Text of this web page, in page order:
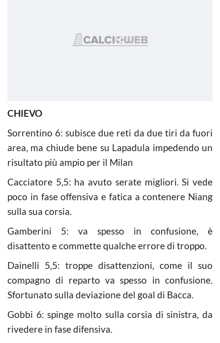
CHIEVO
Sorrentino 6: subisce due reti da due tiri da fuori
area, ma chiude bene su Lapadula impedendo un
risultato più ampio per il Milan
Cacciatore 5,5: ha avuto serate migliori. Si vede
poco in fase offensiva e fatica a contenere Niang
sulla sua corsia.
Gamberini 5: va spesso in confusione, è
disattento e commette qualche errore di troppo.
Dainelli 5,5: troppe disattenzioni, come il suo
compagno di reparto va spesso in confusione.
Sfortunato sulla deviazione del goal di Bacca.
Gobbi 6: spinge molto sulla corsia di sinistra, da
rivedere in fase difensiva.